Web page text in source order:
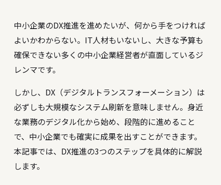
中小企業のDX推進を進めたいが、何から手をつければ
よいかわからない。IT人材もいないし、大きな予算も
確保できない――多くの中小企業経営者が直面しているジ
レンマです。
しかし、DX（デジタルトランスフォーメーション）は
必ずしも大規模なシステム刷新を意味しません。身近
な業務のデジタル化から始め、段階的に進めること
で、中小企業でも確実に成果を出すことができます。
本記事では、DX推進の3つのステップを具体的に解説
します。